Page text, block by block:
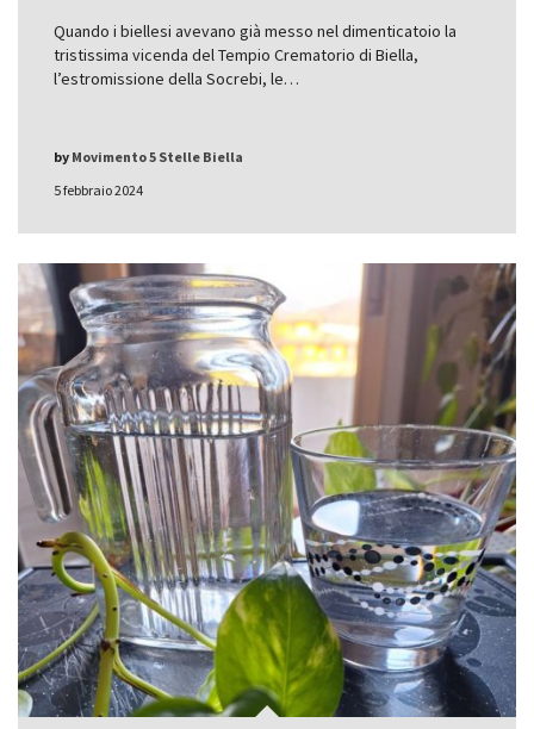
Quando i biellesi avevano già messo nel dimenticatoio la
tristissima vicenda del Tempio Crematorio di Biella,
l’estromissione della Socrebi, le…
5 febbraio 2024
by Movimento 5 Stelle Biella